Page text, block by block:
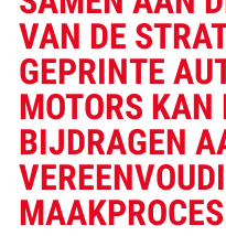
VAN DE
GEPRINTE
MOTORS KAN
BIJDRAGEN